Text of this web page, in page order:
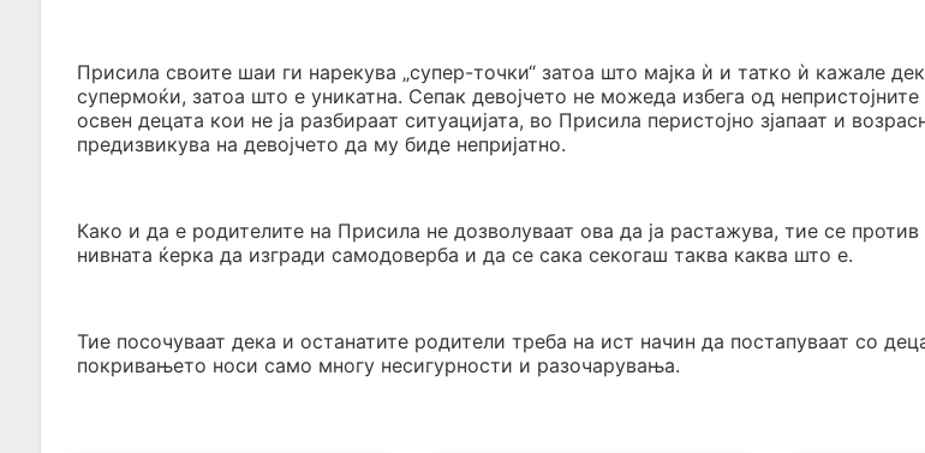
Присила своите шаи ги нарекува „супер-точки“ затоа што мајка ѝ и татко ѝ кажале
супермоќи, затоа што е уникатна. Сепак девојчето не можеда избега од
освен децата кои не ја разбираат ситуацијата, во Присила перистојно зјапаат и
предизвикува на девојчето да му биде непријатно.
Како и да е родителите на Присила не дозволуваат ова да ја растажува, тие се
нивната ќерка да изгради самодоверба и да се сака секогаш таква каква што е.
Тие посочуваат дека и останатите родители треба на ист начин да постапуваат со
покривањето носи само многу несигурности и разочарувања.